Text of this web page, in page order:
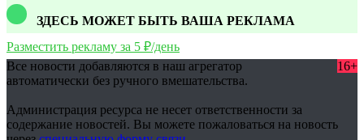
ЗДЕСЬ МОЖЕТ БЫТЬ ВАША РЕКЛАМА
Разместить рекламу за 5 ₽/день
Все новости добавляются в наш агрегатор
автоматически без ручного вмешательства.
16+
Администрация ресурса не несет ответственности за
содержание новостей. Вы можете пожаловаться на новость